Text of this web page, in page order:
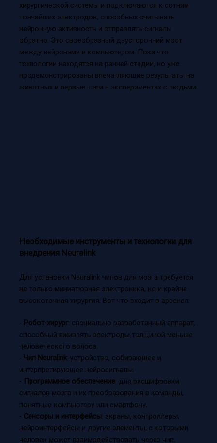
хирургической системы и подключаются к сотням
тончайших электродов, способных считывать
нейронную активность и отправлять сигналы
обратно. Это своеобразный двусторонний мост
между нейронами и компьютером. Пока что
технологии находятся на ранней стадии, но уже
продемонстрированы впечатляющие результаты на
животных и первые шаги в экспериментах с людьми.
Необходимые инструменты и технологии для
внедрения Neuralink
Для установки Neuralink чипов для мозга требуется
не только миниатюрная электроника, но и крайне
высокоточная хирургия. Вот что входит в арсенал:
- Робот-хирург: специально разработанный аппарат,
способный вживлять электроды толщиной меньше
человеческого волоса.
- Чип Neuralink: устройство, собирающее и
интерпретирующее нейросигналы.
- Программное обеспечение: для расшифровки
сигналов мозга и их преобразования в команды,
понятные компьютеру или смартфону.
- Сенсоры и интерфейсы: экраны, контроллеры,
нейроинтерфейсы и другие элементы, с которыми
человек может взаимодействовать через чип.